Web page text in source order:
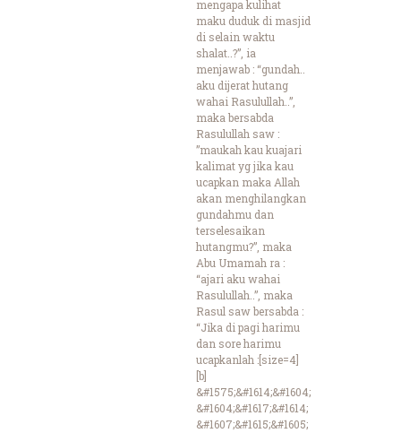
mengapa kulihat
maku duduk di masjid
di selain waktu
shalat..?”, ia
menjawab : “gundah..
aku dijerat hutang
wahai Rasulullah..”,
maka bersabda
Rasulullah saw :
”maukah kau kuajari
kalimat yg jika kau
ucapkan maka Allah
akan menghilangkan
gundahmu dan
terselesaikan
hutangmu?”, maka
Abu Umamah ra :
“ajari aku wahai
Rasulullah..”, maka
Rasul saw bersabda :
“Jika di pagi harimu
dan sore harimu
ucapkanlah :[size=4]
[b]
&#1575;&#1614;&#1604;
&#1604;&#1617;&#1614;
&#1607;&#1615;&#1605;